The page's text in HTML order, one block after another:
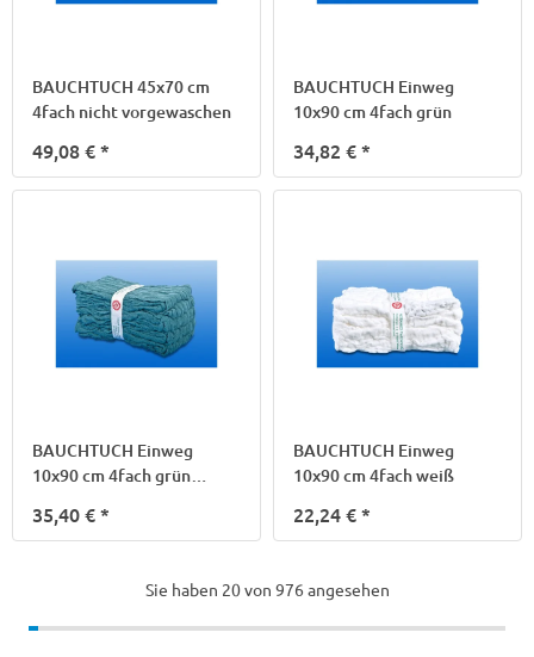
BAUCHTUCH 45x70 cm
4fach nicht vorgewaschen
49,08 €*
BAUCHTUCH Einweg
10x90 cm 4fach grün
34,82 €*
BAUCHTUCH Einweg
10x90 cm 4fach grün
35,40 €*
BAUCHTUCH Einweg
10x90 cm 4fach weiß
22,24 €*
Sie haben 20von 976 angesehen